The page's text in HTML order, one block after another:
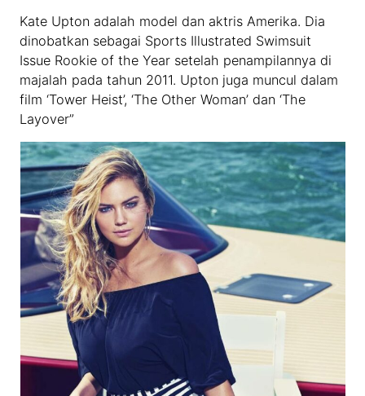
Kate Upton adalah model dan aktris Amerika. Dia
dinobatkan sebagai Sports Illustrated Swimsuit
Issue Rookie of the Year setelah penampilannya di
majalah pada tahun 2011. Upton juga muncul dalam
film ‘Tower Heist’, ‘The Other Woman’ dan ‘The
Layover”